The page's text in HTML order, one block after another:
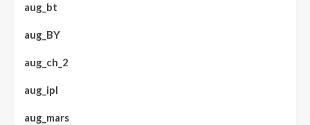
aug_bt
aug_BY
aug_ch_2
aug_ipl
aug_mars